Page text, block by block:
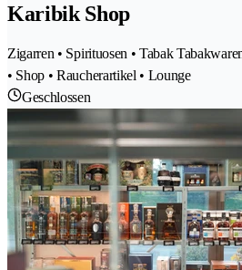
Karibik Shop
Zigarren • Spirituosen • Tabak
• Shop • Raucherartikel • Lounge
Geschlossen